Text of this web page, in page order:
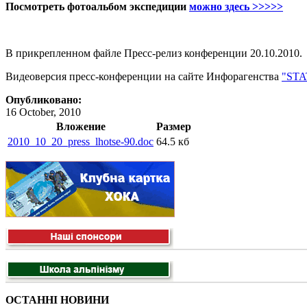
Посмотреть фотоальбом экспедиции можно здесь >>>>>
В прикрепленном файле Пресс-релиз конференции 20.10.2010.
Видеоверсия пресс-конференции на сайте Инфорагенства
Опубликовано:
16 October, 2010
Вложение
Размер
2010_10_20_press_lhotse-90.doc 64.5 кб
ОСТАННІ НОВИНИ